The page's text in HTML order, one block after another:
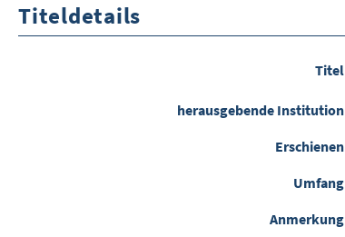
Titeldetails
Titel
herausgebende Institution
Erschienen
Umfang
Anmerkung